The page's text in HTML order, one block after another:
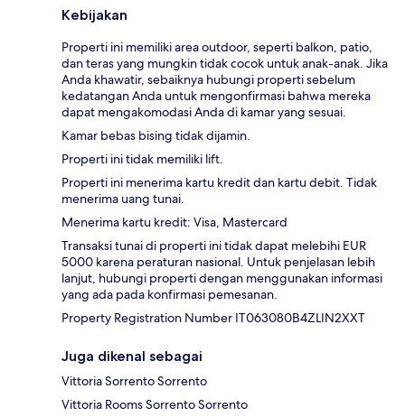
Kebijakan
Properti ini memiliki area outdoor, seperti balkon, patio,
dan teras yang mungkin tidak cocok untuk anak-anak. Jika
Anda khawatir, sebaiknya hubungi properti sebelum
kedatangan Anda untuk mengonfirmasi bahwa mereka
dapat mengakomodasi Anda di kamar yang sesuai.
Kamar bebas bising tidak dijamin.
Properti ini tidak memiliki lift.
Properti ini menerima kartu kredit dan kartu debit. Tidak
menerima uang tunai.
Menerima kartu kredit: Visa, Mastercard
Transaksi tunai di properti ini tidak dapat melebihi EUR
5000 karena peraturan nasional. Untuk penjelasan lebih
lanjut, hubungi properti dengan menggunakan informasi
yang ada pada konfirmasi pemesanan.
Property Registration Number IT063080B4ZLIN2XXT
Juga dikenal sebagai
Vittoria Sorrento Sorrento
Vittoria Rooms Sorrento Sorrento